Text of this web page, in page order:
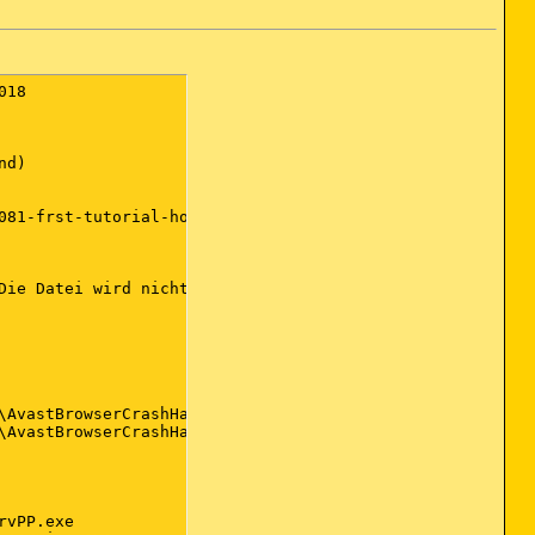
(x86)\Java\jre1.8.0_161\bin\jp2ssv.dll [2018-02-02] (Oracle Corporation)
Toolbar: HKU\S-1-5-21-3879608278-1092068691-3136766607-1000 -> Kein Name - {2318C2B1-4965-11D4-9B18-009027A5CD4F} -  Keine Datei
Filter: video/mp4 - {20C75730-7C25-476B-95DC-C65810F9E489} - C:\Program Fi